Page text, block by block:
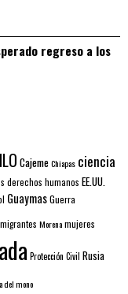
regreso a los
CajemeChiapas ciencia
derechos humanos EE.UU.
GuaymasGuerra
migrantes Morenamujeres
Protección Civil Rusia
del mono